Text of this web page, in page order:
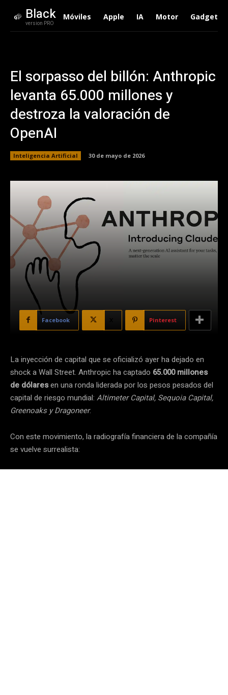
Black
version PRO
Móviles Apple IA Motor Gadgets
El sorpasso del billón: Anthropic
levanta 65.000 millones y
destroza la valoración de
OpenAI
Inteligencia Artificial 30 de mayo de 2026
Facebook Pinterest
La inyección de capital que se oficializó ayer ha dejado en
shock a Wall Street. Anthropic ha captado 65.000 millones
de dólaresen una ronda liderada por los pesos pesados del
capital de riesgo mundial: Altimeter Capital, Sequoia Capital,
Greenoaks y Dragoneer.
Con este movimiento, la radiografía financiera de la compañía
se vuelve surrealista: